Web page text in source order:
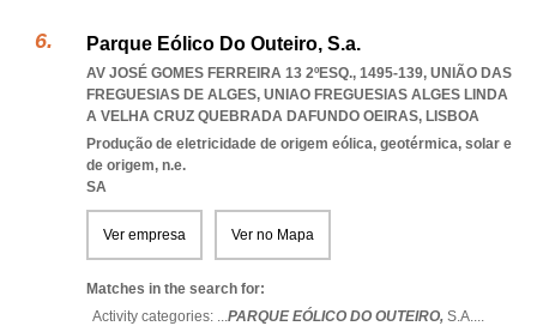
Parque Eólico Do Outeiro, S.a.
AV JOSÉ GOMES FERREIRA 13 2ºESQ., 1495-139, UNIÃO DAS
FREGUESIAS DE ALGES, UNIAO FREGUESIAS ALGES LINDA
A VELHA CRUZ QUEBRADA DAFUNDO OEIRAS, LISBOA
Produção de eletricidade de origem eólica, geotérmica, solar e
de origem, n.e.
SA
Ver empresa Ver no Mapa
Matches in the search for:
Activity categories: ...PARQUE EÓLICO DO OUTEIRO, S.A....